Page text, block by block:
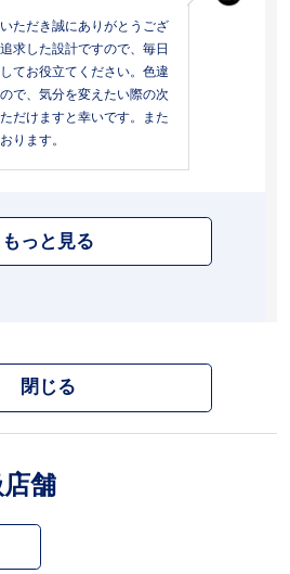
ただき誠にありがとうござ
求した設計ですので、毎日
てお役立てください。色違
で、気分を変えたい際の次
だけますと幸いです。また
ります。
もっと見る
閉じる
舗